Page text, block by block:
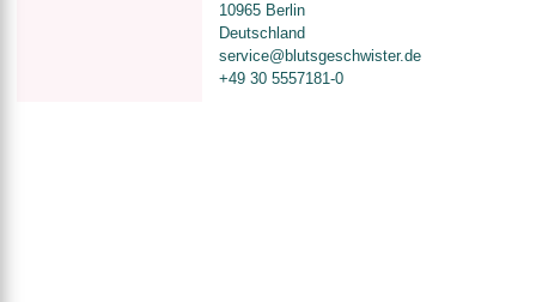
10965 Berlin
Deutschland
service@blutsgeschwister.de
+49 30 5557181-0